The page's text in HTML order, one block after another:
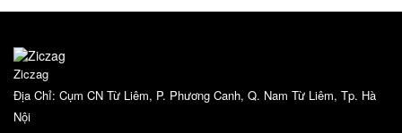
Ziczag
Địa Chỉ: Cụm CN Từ Liêm, P. Phương Canh, Q. Nam Từ Liêm, Tp. Hà
Nội